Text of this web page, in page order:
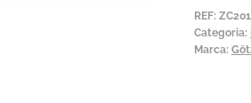
REF:
Categoria:
Marca: